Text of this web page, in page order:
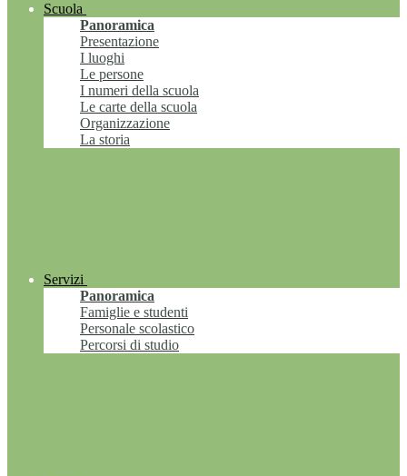
Scuola
Panoramica
Presentazione
I luoghi
Le persone
I numeri della scuola
Le carte della scuola
Organizzazione
La storia
Servizi
Panoramica
Famiglie e studenti
Personale scolastico
Percorsi di studio